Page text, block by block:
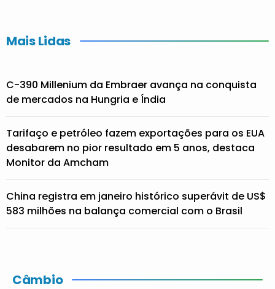
Mais Lidas
C-390 Millenium da Embraer avança na conquista
de mercados na Hungria e Índia
Tarifaço e petróleo fazem exportações para os EUA
desabarem no pior resultado em 5 anos, destaca
Monitor da Amcham
China registra em janeiro histórico superávit de US$
583 milhões na balança comercial com o Brasil
Câmbio